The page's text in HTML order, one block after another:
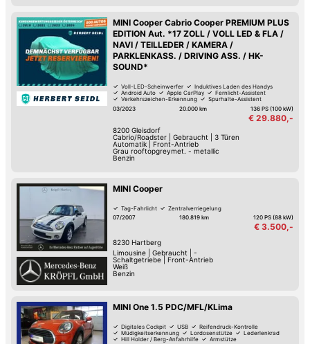
MINI Cooper Cabrio Cooper PREMIUM PLUS
EDITION Aut. *17 ZOLL / VOLL LED & FLA /
NAVI / TEILLEDER / KAMERA /
PARKLENKASS. / DRIVING ASS. / HK-
SOUND*
Voll-LED-Scheinwerfer
Induktives Laden des Handys
Android Auto
Apple CarPlay
Fernlicht-Assistent
Verkehrszeichen-Erkennung
Spurhalte-Assistent
Hochwertiges Sound-System
03/2023 20.000 km 136 PS (100 kW)
€ 29.880,-
8200 Gleisdorf
Cabrio/Roadster| Gebraucht
3 Türen
Automatik| Front-Antrieb
Grau rooftopgreymet. - metallic
Benzin
MINI Cooper
Tag-Fahrlicht
Zentralverriegelung
07/2007
180.819 km 120 PS (88 kW)
€ 3.500,-
8230 Hartberg
Limousine| Gebraucht
-
Schaltgetriebe| Front-Antrieb
Weiß
Benzin
MINI One 1.5 PDC/MFL/KLima
Digitales Cockpit USB
Reifendruck-Kontrolle
Müdigkeitserkennung
Lordosenstütze
Lederlenkrad
Hill Holder / Berg-Anfahrhilfe
Armstütze